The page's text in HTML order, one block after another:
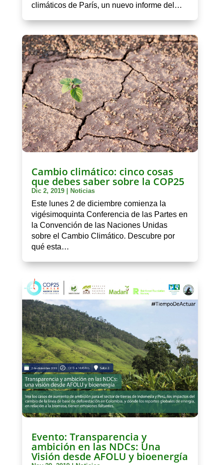
climáticos de París, un nuevo informe del…
Cambio climático: cinco cosas
que debes saber sobre la COP25
Dic 2, 2019| Noticias
Este lunes 2 de diciembre comienza la
vigésimoquinta Conferencia de las Partes en
la Convención de las Naciones Unidas
sobre el Cambio Climático. Descubre por
qué esta…
Evento: Transparencia y
ambición en las NDCs: Una
Visión desde AFOLU y bioenergía